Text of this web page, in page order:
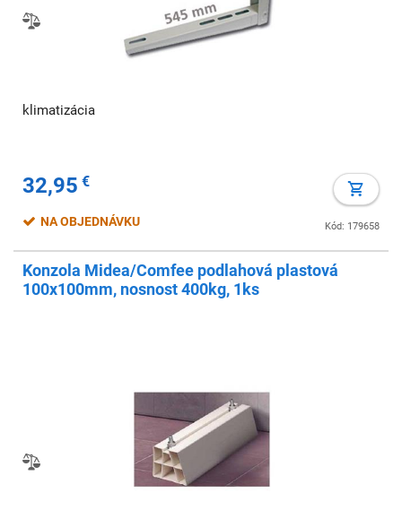
klimatizácia
32,95 €
Kód: 179658
NA OBJEDNÁVKU
Konzola Midea/Comfee podlahová plastová
100x100mm, nosnost 400kg, 1ks